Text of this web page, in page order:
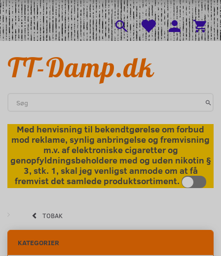
l
Skifte navigation
Menu
TT-Damp.dk
Med henvisning til bekendtgørelse om forbud
mod reklame, synlig anbringelse og fremvisning
m.v. af elektroniske cigaretter og
genopfyldningsbeholdere med og uden nikotin §
3, stk. 1, skal jeg venligst anmode om at få
fremvist det samlede produktsortiment.
TOBAK
KATEGORIER